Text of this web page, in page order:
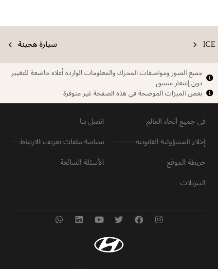
ICE سيارة هجينة
جميع الصور ومواصفات المحرك والمعلومات الواردة أعلاه خاضعة للتغيير
دون إشعار مسبق
بعض الميزات الموضحة في هذه الصفحة غير متوفرة
في جميع أنحاء العالم
إخلاء المسؤولية القانونية
خريطة الموقع
التنزيلات
اتصل بنا
سياسة ملفات تعريف الارتباط
الأسئلة الشائعة